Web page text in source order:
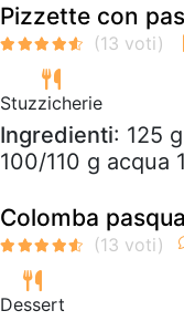
Pizzette con
Stuzzicherie
Ingredienti: 125
100/110 g acqua
Colomba
Dessert